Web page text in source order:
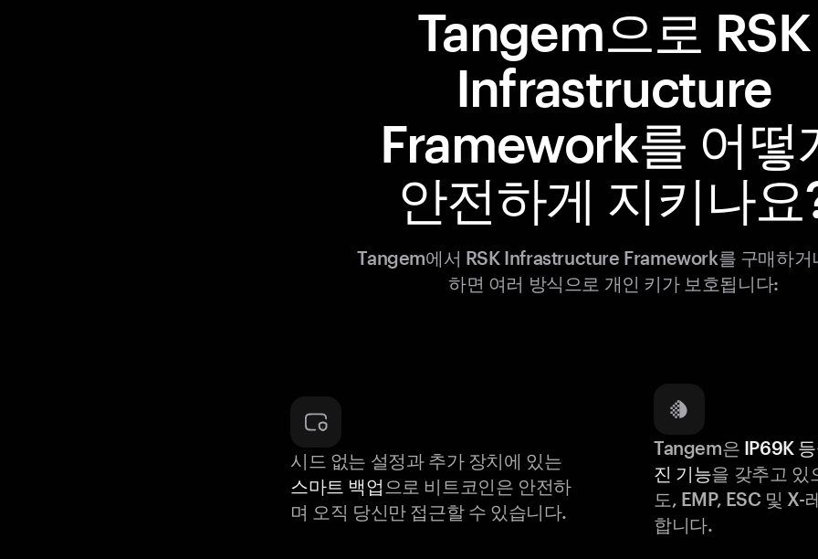
Tangem으로 RSK
Infrastructure
Framework를 어떻
안전하게 지키나요
Tangem에서 RSK Infrastructure Framework를 구매하거
하면 여러 방식으로 개인 키가 보호됩니다:
시드 없는 설정과 추가 장치에 있는
스마트 백업 으로 비트코인은 안전하
며 오직 당신만 접근할 수 있습니다.
Tangem은 IP69K
진 기능을 갖추고 있
도, EMP, ESC 및 X-
합니다.